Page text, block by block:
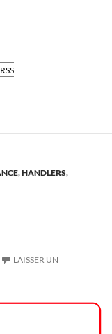
,HANDLERS,
LAISSER UN